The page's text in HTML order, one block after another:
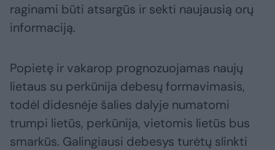
raginami būti atsargūs ir sekti naujausią orų
informaciją.
Popietę ir vakarop prognozuojamas naujų
lietaus su perkūnija debesų formavimasis,
todėl didesnėje šalies dalyje numatomi
trumpi lietūs, perkūnija, vietomis lietūs bus
smarkūs. Galingiausi debesys turėtų slinkti